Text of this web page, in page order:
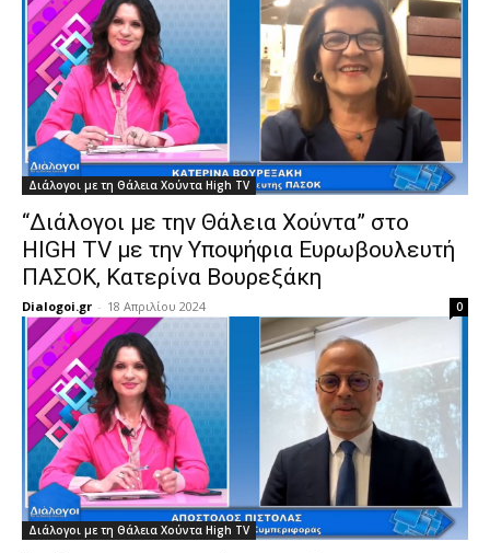
Διάλογοι με τη Θάλεια Χούντα High TV
“Διάλογοι με την Θάλεια Χούντα” στο
HIGH TV με την Υποψήφια Ευρωβουλευτή
ΠΑΣΟΚ, Κατερίνα Βουρεξάκη
Dialogoi.gr - 18 Απριλίου 2024 0
Διάλογοι με τη Θάλεια Χούντα High TV